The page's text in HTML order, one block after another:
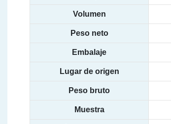
Volumen
Peso neto
Embalaje
Lugar de origen
Peso bruto
Muestra